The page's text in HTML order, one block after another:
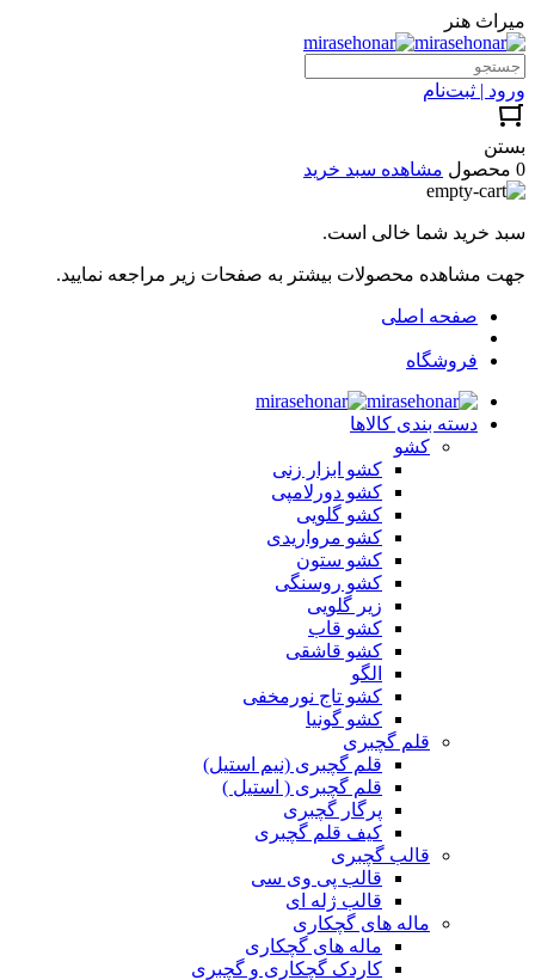
میراث هنر
ورود | ثبت‌نام
بستن
0 محصول
مشاهده سبد خرید
سبد خرید شما خالی است.
جهت مشاهده محصولات بیشتر به صفحات زیر مراجعه نمایید.
صفحه اصلی
فروشگاه
دسته بندی کالاها
کشو
کشو ابزار زنی
کشو دورلامپی
کشو گلویی
کشو مرواریدی
کشو ستون
کشو روسنگی
زیر گلویی
کشو قاب
کشو قاشقی
الگو
کشو تاج نورمخفی
کشو گونیا
قلم گچبری
قلم گچبری (نیم استیل)
قلم گچبری ( استیل )
پرگار گچبری
کیف قلم گچبری
قالب گچبری
قالب پی وی سی
قالب ژله ای
ماله های گچکاری
ماله های گچکاری
کاردک گچکاری و گچبری